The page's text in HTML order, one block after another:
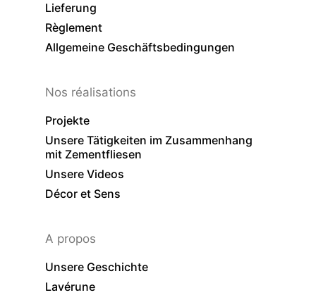
Lieferung
Règlement
Allgemeine Geschäftsbedingungen
Nos réalisations
Projekte
Unsere Tätigkeiten im Zusammenhang
mit Zementfliesen
Unsere Videos
Décor et Sens
A propos
Unsere Geschichte
Lavérune